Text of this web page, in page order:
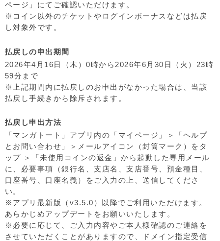
ページ」にてご確認いただけます。
※コイン以外のチケットやログインボーナスなどは払戻
し対象外です。
払戻しの申出期間
2026年4月16日（木）0時から2026年6月30日（火）23時
59分まで
※上記期間内に払戻しのお申出がなかった場合は、当該
払戻し手続きから除斥されます。
払戻し申出方法
「マンガトート」アプリ内の「マイページ」＞「ヘルプ
とお問い合わせ」＞メールアイコン（封筒マーク）をタ
ップ ＞「未使用コインの返金」から起動した専用メール
に、必要事項（銀行名、支店名、支店番号、預金種目、
口座番号、口座名義）をご入力の上、送信してくださ
い。
※アプリ最新版（v3.5.0）以降でご利用いただけます。
あらかじめアップデートをお願いいたします。
※必要に応じて、ご入力内容やご本人様確認のご連絡を
させていただくことがありますので、ドメイン指定受信